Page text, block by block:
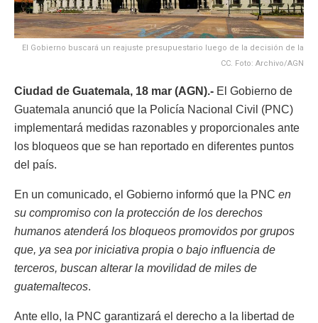
El Gobierno buscará un reajuste presupuestario luego de la decisión de la
CC. Foto: Archivo/AGN
Ciudad de Guatemala, 18 mar (AGN).- El Gobierno de
Guatemala anunció que la Policía Nacional Civil (PNC)
implementará medidas razonables y proporcionales ante
los bloqueos que se han reportado en diferentes puntos
del país.
En un comunicado, el Gobierno informó que la PNC en
su compromiso con la protección de los derechos
humanos atenderá los bloqueos promovidos por grupos
que, ya sea por iniciativa propia o bajo influencia de
terceros, buscan alterar la movilidad de miles de
guatemaltecos.
Ante ello, la PNC garantizará el derecho a la libertad de